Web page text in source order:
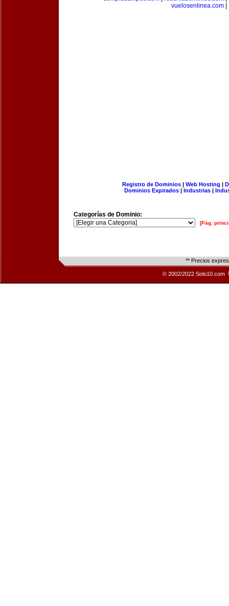
vuelosenlinea.com|
Registro de Dominios| Web Hosting |
Dominios Expirados | Industrias |
Categorías de Dominio:
[Pág.
** Precios
© 2002/2022 Solo10.com